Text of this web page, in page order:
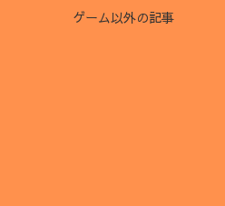
ゲーム以外の記事